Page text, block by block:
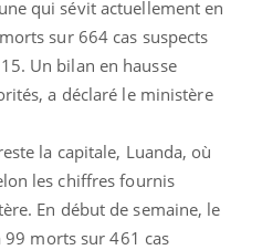
qui sévit actuellement en
sur 664 cas suspects
Un bilan en hausse
a déclaré le ministère
la capitale, Luanda, où
les chiffres fournis
En début de semaine, le
morts sur 461 cas